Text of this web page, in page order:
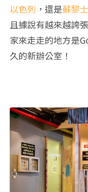
以色列 ，還是蘇黎士
且據說有越來越誇
家來走走的地方是
久的新辦公室！